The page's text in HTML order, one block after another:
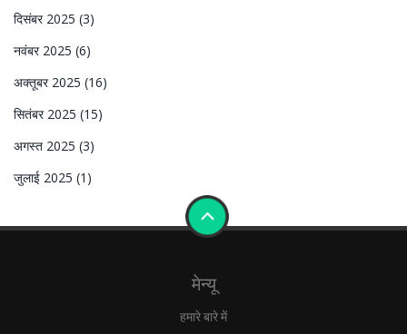
दिसंबर 2025 (3)
नवंबर 2025 (6)
अक्तूबर 2025 (16)
सितंबर 2025 (15)
अगस्त 2025 (3)
जुलाई 2025 (1)
मेन्यू
हमारे बारे में